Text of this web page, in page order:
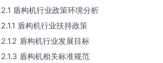
2.1 盾构机行业政策环境分析
2.1.1 盾构机行业扶持政策
2.1.2 盾构机行业发展目标
2.1.3 盾构机相关标准规范